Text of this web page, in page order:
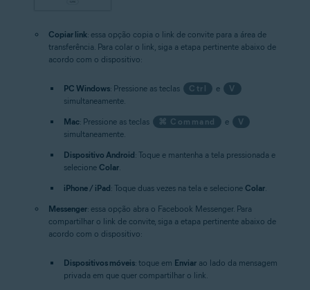
Copiar link: essa opção copia o link de convite para a área de
transferência. Para colar o link, siga a etapa pertinente abaixo de
acordo com o dispositivo:
PC Windows: Pressione as teclas Ctrl e
V
simultaneamente.
Mac: Pressione as teclas ⌘ Command e
V
simultaneamente.
Dispositivo Android: Toque e mantenha a tela pressionada e
selecione Colar.
iPhone / iPad: Toque duas vezes na tela e selecione Colar.
Messenger: essa opção abra o Facebook Messenger. Para
compartilhar o link de convite, siga a etapa pertinente abaixo de
acordo com o dispositivo:
Dispositivos móveis: toque em Enviar ao lado da mensagem
privada em que quer compartilhar o link.